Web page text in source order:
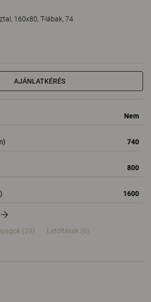
160x80, T-lábak, 74
AJÁNLATKÉRÉS
Nem
740
800
1600
(29) Letöltések (6)